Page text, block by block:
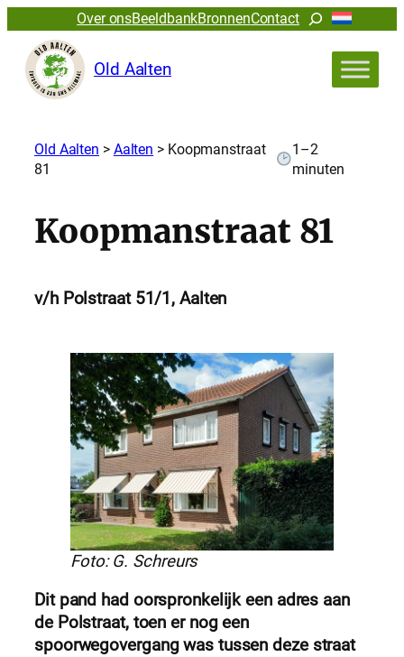
Over onsBeeldbankBronnenContactZoeken
Old Aalten
Old Aalten > Aalten > Koopmanstraat
81
1–2
minuten
Koopmanstraat 81
v/h Polstraat 51/1, Aalten
Foto: G. Schreurs
Dit pand had oorspronkelijk een adres aan
de Polstraat, toen er nog een
spoorwegovergang was tussen deze straat